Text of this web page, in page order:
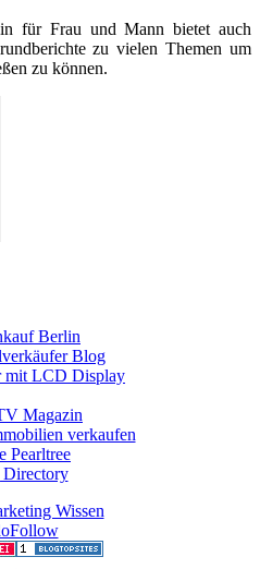
für Frau und Mann bietet auch
zu vielen Themen um
zu können.
Berlin
Blog
mit LCD Display
Magazin
verkaufen
Pearltree
Wissen